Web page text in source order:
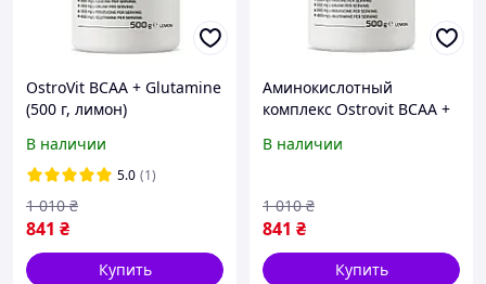
OstroVit BCAA + Glutamine
(500 г, лимон)
В наличии
5.0 (1)
841 ₴
1 010 ₴
Купить
Аминокислотный
комплекс Ostrovit BCAA +
В наличии
841 ₴
1 010 ₴
Купить